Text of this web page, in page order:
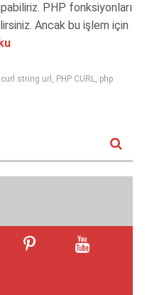
PHP fonksiyonları
Ancak bu işlem için
curl string url , PHP CURL, php